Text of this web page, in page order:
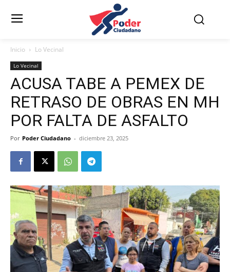
Inicio Lo Vecinal
Lo Vecinal
ACUSA TABE A PEMEX DE
RETRASO DE OBRAS EN MH
POR FALTA DE ASFALTO
Por Poder Ciudadano - diciembre 23, 2025